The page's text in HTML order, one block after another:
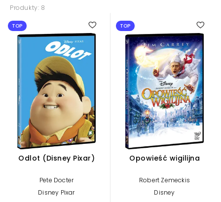
Produkty: 8
TOP
Odlot (Disney Pixar)
Pete Docter
Disney Pixar
TOP
Opowieść wigilijna
Robert Zemeckis
Disney